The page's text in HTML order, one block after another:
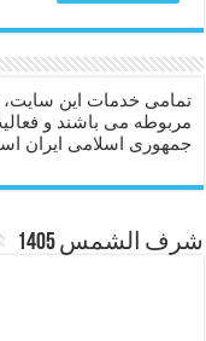
تمامی خدمات این
مربوطه می باشند و
جمهوری اسلامی ایران
شرف الشمس 1405